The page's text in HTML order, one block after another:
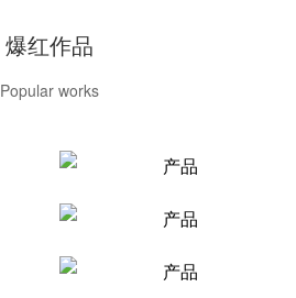
爆红作品
Popular works